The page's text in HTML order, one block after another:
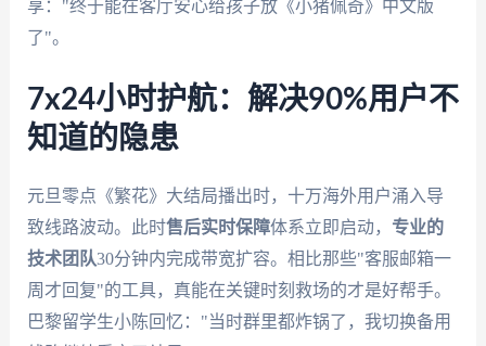
享："终于能在客厅安心给孩子放《小猪佩奇》中文版
了"。
7x24小时护航：解决90%用户不
知道的隐患
元旦零点《繁花》大结局播出时，十万海外用户涌入导
致线路波动。此时售后实时保障体系立即启动， 专业的
技术团队30分钟内完成带宽扩容。相比那些"客服邮箱一
周才回复"的工具，真能在关键时刻救场的才是好帮手。
巴黎留学生小陈回忆："当时群里都炸锅了，我切换备用